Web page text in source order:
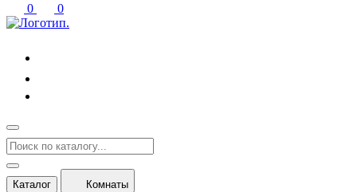
0
0
Каталог Комнаты